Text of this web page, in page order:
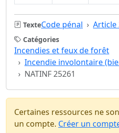
TexteCode pénal Article
Catégories
Incendies et feux de forêt
Incendie involontaire
NATINF 25261
Certaines ressources ne
un compte. Créer un